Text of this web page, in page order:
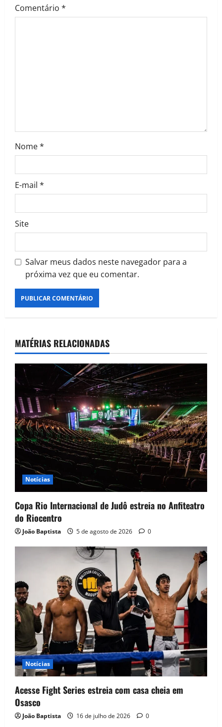
Comentário *
Nome*
E-mail *
Site
Salvar meus dados neste navegador para a
próxima vez que eu comentar.
MATÉRIAS RELACIONADAS
Notícias
Copa Rio Internacional de Judô estreia no Anfiteatro
do Riocentro
João Baptista 5 de agosto de 2026 0
Notícias
Acesse Fight Series estreia com casa cheia em
Osasco
João Baptista 16 de julho de 2026 0